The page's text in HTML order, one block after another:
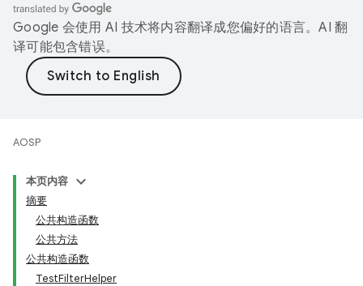
Google 会使用 AI 技术将内容翻译成您偏好的语言。AI 翻
译可能包含错误。
AOSP
本页内容
摘要
公共构造函数
公共方法
公共构造函数
TestFilterHelper